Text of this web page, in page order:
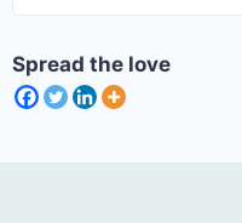
Spread the love